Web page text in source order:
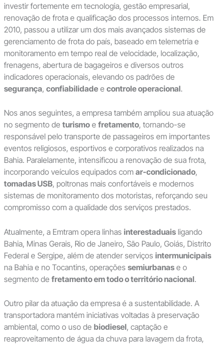
investir fortemente em tecnologia, gestão empresarial,
renovação de frota e qualificação dos processos internos. Em
2010, passou a utilizar um dos mais avançados sistemas de
gerenciamento de frota do país, baseado em telemetria e
monitoramento em tempo real de velocidade, localização,
frenagens, abertura de bagageiros e diversos outros
indicadores operacionais, elevando os padrões de
segurança, confiabilidadee controle operacional.
Nos anos seguintes, a empresa também ampliou sua atuação
no segmento de turismoe fretamento, tornando-se
responsável pelo transporte de passageiros em importantes
eventos religiosos, esportivos e corporativos realizados na
Bahia. Paralelamente, intensificou a renovação de sua frota,
incorporando veículos equipados com ar-condicionado,
tomadas USB, poltronas mais confortáveis e modernos
sistemas de monitoramento dos motoristas, reforçando seu
compromisso com a qualidade dos serviços prestados.
Atualmente, a Emtram opera linhas interestaduaisligando
Bahia, Minas Gerais, Rio de Janeiro, São Paulo, Goiás, Distrito
Federal e Sergipe, além de atender serviços intermunicipais
na Bahia e no Tocantins, operações semiurbanase o
segmento de fretamento em todo o território nacional.
Outro pilar da atuação da empresa é a sustentabilidade. A
transportadora mantém iniciativas voltadas à preservação
ambiental, como o uso de biodiesel, captação e
reaproveitamento de água da chuva para lavagem da frota,